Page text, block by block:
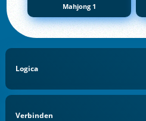
Mahjong 1
Logica
Verbinden